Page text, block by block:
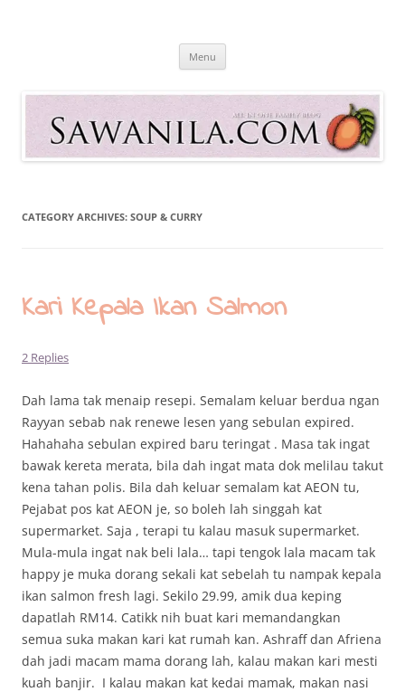
Sawanila.com
All In One Family Blog
Menu
CATEGORY ARCHIVES: SOUP & CURRY
Kari Kepala Ikan Salmon
2 Replies
Dah lama tak menaip resepi. Semalam keluar berdua ngan
Rayyan sebab nak renewe lesen yang sebulan expired.
Hahahaha sebulan expired baru teringat . Masa tak ingat
bawak kereta merata, bila dah ingat mata dok melilau takut
kena tahan polis. Bila dah keluar semalam kat AEON tu,
Pejabat pos kat AEON je, so boleh lah singgah kat
supermarket. Saja , terapi tu kalau masuk supermarket.
Mula-mula ingat nak beli lala… tapi tengok lala macam tak
happy je muka dorang sekali kat sebelah tu nampak kepala
ikan salmon fresh lagi. Sekilo 29.99, amik dua keping
dapatlah RM14. Catikk nih buat kari memandangkan
semua suka makan kari kat rumah kan. Ashraff dan Afriena
dah jadi macam mama dorang lah, kalau makan kari mesti
kuah banjir. I kalau makan kat kedai mamak, makan nasi